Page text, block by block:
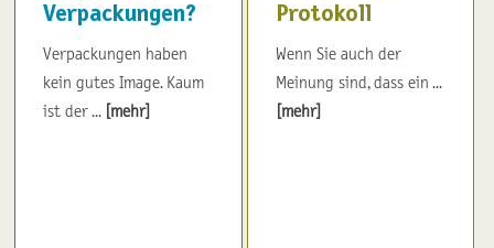
Verpackungen?
Verpackungen haben
kein gutes Image. Kaum
ist der ... [mehr]
Protokoll
Wenn Sie auch der
Meinung sind, dass ein ...
[mehr]